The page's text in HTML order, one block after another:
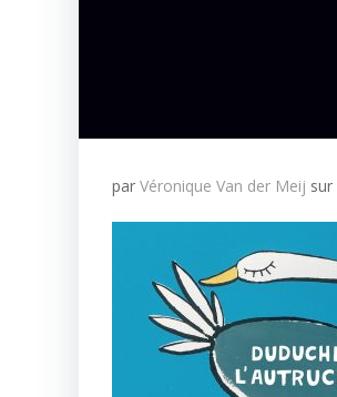
par Véronique Van der Meij sur